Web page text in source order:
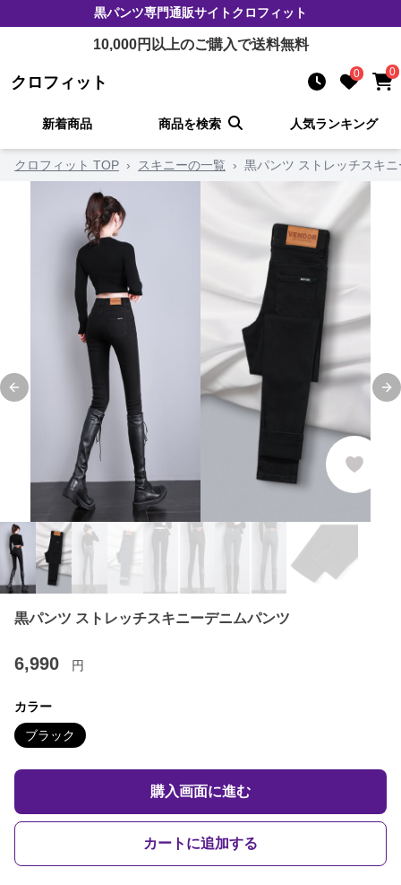
黒パンツ専門通販サイトクロフィット
10,000円以上のご購入で送料無料
クロフィット 0 0
新着商品 商品を検索 人気ランキング
クロフィット TOP › スキニーの一覧 › 黒パンツ ストレッチスキ
Previous slide
黒パンツ ストレッチスキニーデニムパンツ
6,990 円
カラー
ブラック
購入画面に進む
カートに追加する